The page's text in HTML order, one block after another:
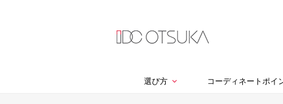
選び方 コーディネートポイ